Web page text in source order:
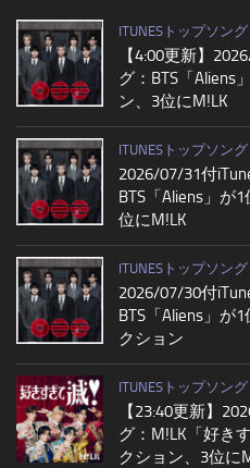
ITUNESトップソン
【4:00更新】
グ：BTS「Aliens
ン、3位にM!LK
ITUNESトップソン
2026/07/31付
BTS「Aliens」が
位にM!LK
ITUNESトップソン
2026/07/30付
BTS「Aliens」が
クション
ITUNESトップソン
【23:40更新】
グ：M!LK「好き
クション、3位に